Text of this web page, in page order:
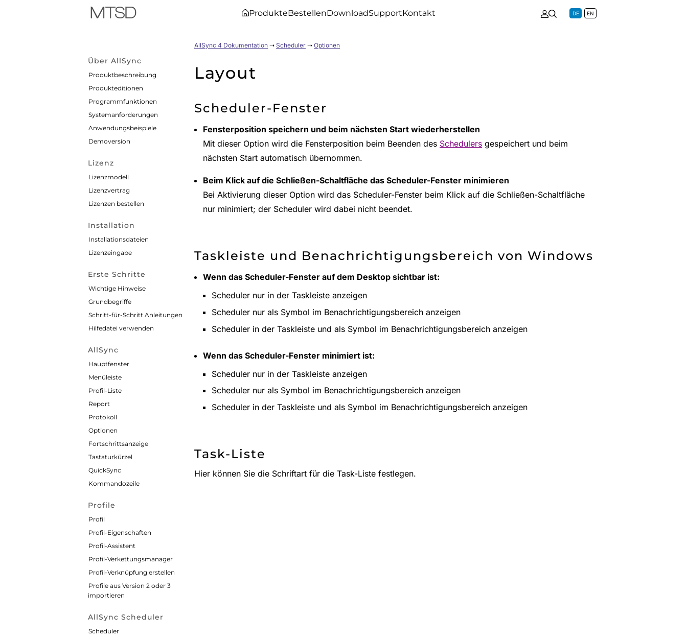
ProdukteBestellenDownloadSupportKontakt DE EN
Über AllSync
Produktbeschreibung
Produkteditionen
Programmfunktionen
Systemanforderungen
Anwendungsbeispiele
Demoversion
Lizenz
Lizenzmodell
Lizenzvertrag
Lizenzen bestellen
Installation
Installationsdateien
Lizenzeingabe
Erste Schritte
Wichtige Hinweise
Grundbegriffe
Schritt-für-Schritt Anleitungen
Hilfedatei verwenden
AllSync
Hauptfenster
Menüleiste
Profil-Liste
Report
Protokoll
Optionen
Fortschrittsanzeige
Tastaturkürzel
QuickSync
Kommandozeile
Profile
Profil
Profil-Eigenschaften
Profil-Assistent
Profil-Verkettungsmanager
Profil-Verknüpfung erstellen
Profile aus Version 2 oder 3
importieren
AllSync Scheduler
Scheduler
AllSync 4 Dokumentation ➝ Scheduler ➝ Optionen
Layout
Scheduler-Fenster
Fensterposition speichern und beim nächsten Start wiederherstellen
Mit dieser Option wird die Fensterposition beim Beenden des Schedulers gespeichert und beim
nächsten Start automatisch übernommen.
Beim Klick auf die Schließen-Schaltfläche das Scheduler-Fenster minimieren
Bei Aktivierung dieser Option wird das Scheduler-Fenster beim Klick auf die Schließen-Schaltfläche
nur minimiert; der Scheduler wird dabei nicht beendet.
Taskleiste und Benachrichtigungsbereich von Windows
Wenn das Scheduler-Fenster auf dem Desktop sichtbar ist:
Scheduler nur in der Taskleiste anzeigen
Scheduler nur als Symbol im Benachrichtigungsbereich anzeigen
Scheduler in der Taskleiste und als Symbol im Benachrichtigungsbereich anzeigen
Wenn das Scheduler-Fenster minimiert ist:
Scheduler nur in der Taskleiste anzeigen
Scheduler nur als Symbol im Benachrichtigungsbereich anzeigen
Scheduler in der Taskleiste und als Symbol im Benachrichtigungsbereich anzeigen
Task-Liste
Hier können Sie die Schriftart für die Task-Liste festlegen.